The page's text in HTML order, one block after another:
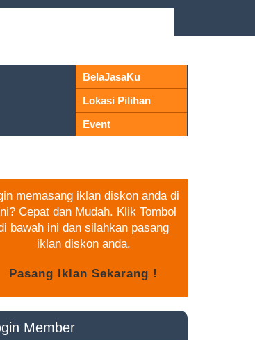
BelaJasaKu
Lokasi Pilihan
Event
memasang iklan diskon anda di
Cepat dan Mudah. Klik Tombol
bawah ini dan silahkan pasang
iklan diskon anda.
Member